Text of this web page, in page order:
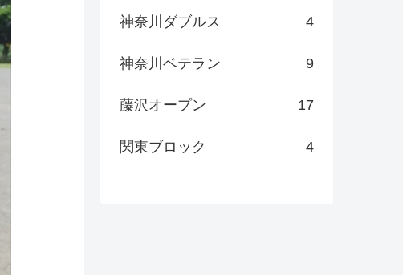
神奈川ダブルス 4
神奈川ベテラン 9
藤沢オープン 17
関東ブロック 4